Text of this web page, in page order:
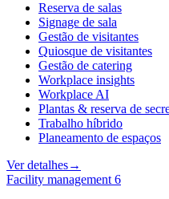
Reserva de salas
Signage de sala
Gestão de visitantes
Quiosque de visitantes
Gestão de catering
Workplace insights
Workplace AI
Plantas & reserva de
Trabalho híbrido
Planeamento de espaços
Ver detalhes→
Facility management 6